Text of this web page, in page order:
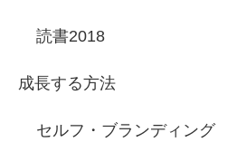
読書2018
成長する方法
セルフ・ブランディング